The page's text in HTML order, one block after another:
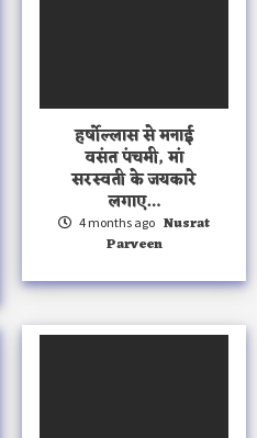
हर्षोल्लास से मनाई
वसंत पंचमी, मां
सरस्वती के जयकारे
लगाए…
4 months ago Nusrat
Parveen